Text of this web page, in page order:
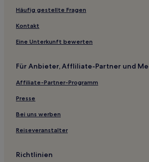
Häufig gestellte Fragen
Kontakt
Eine Unterkunft bewerten
Für Anbieter, Affliliate-Partner und
Affiliate-Partner-Programm
Presse
Bei uns werben
Reiseveranstalter
Richtlinien